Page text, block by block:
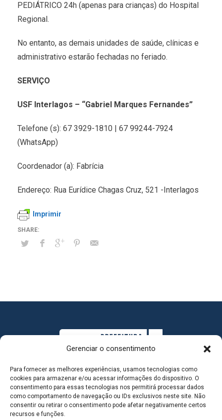
Gerenciar o consentimento
Para fornecer as melhores experiências, usamos tecnologias como
cookies para armazenar e/ou acessar informações do dispositivo. O
consentimento para essas tecnologias nos permitirá processar dados
como comportamento de navegação ou IDs exclusivos neste site. Não
consentir ou retirar o consentimento pode afetar negativamente certos
recursos e funções.
PEDIÁTRICO 24h (apenas para crianças) do Hospital
Regional.
No entanto, as demais unidades de saúde, clínicas e
administrativo estarão fechadas no feriado.
SERVIÇO
USF Interlagos – “Gabriel Marques Fernandes”
Telefone (s): 67 3929-1810 | 67 99244-7924
(WhatsApp)
Coordenador (a): Fabrícia
Endereço: Rua Eurídice Chagas Cruz, 521 -Interlagos
Imprimir
MAPA DO SITE